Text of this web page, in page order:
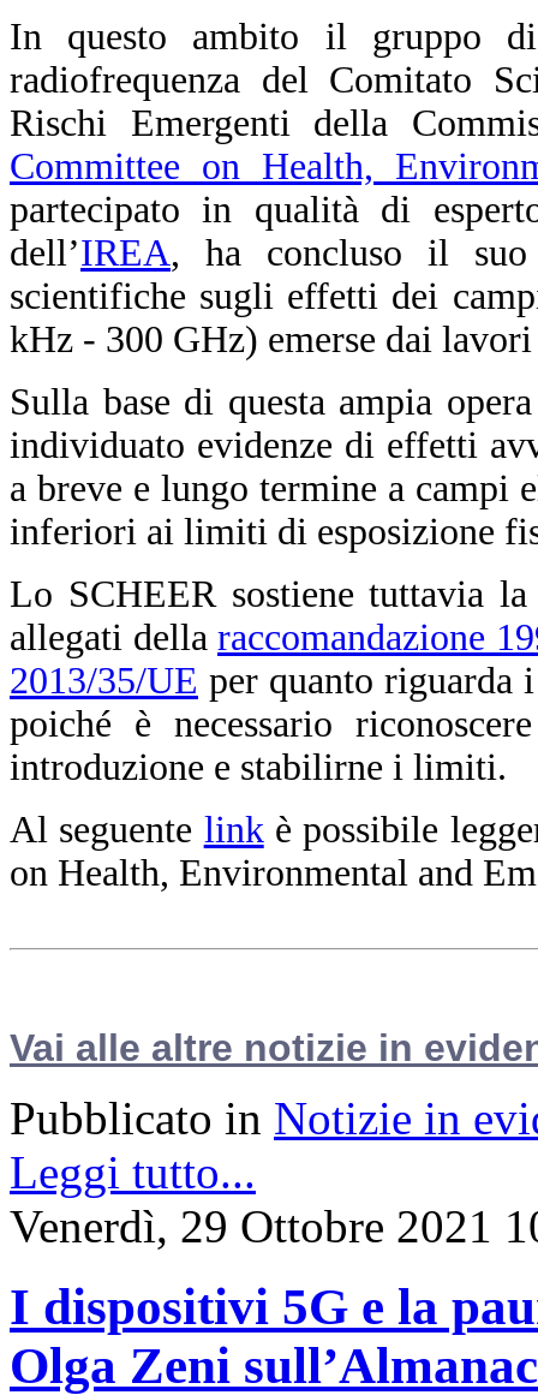
In questo ambito il gruppo
radiofrequenza del Comitato
Rischi Emergenti della
Committee on Health,
partecipato in qualità di
dell’IREA, ha concluso il suo
scientifiche sugli effetti dei
kHz - 300 GHz) emerse dai
Sulla base di questa ampia
individuato evidenze di effetti
a breve e lungo termine a campi
inferiori ai limiti di esposizione
Lo SCHEER sostiene tuttavia
allegati della raccomandazione
2013/35/UE per quanto riguarda
poiché è necessario
introduzione e stabilirne i limiti.
Al seguente link è possibile
on Health, Environmental and
Vai alle altre notizie in
Pubblicato in Notizie in
Leggi tutto...
Venerdì, 29 Ottobre 2021
I dispositivi 5G e la
Olga Zeni